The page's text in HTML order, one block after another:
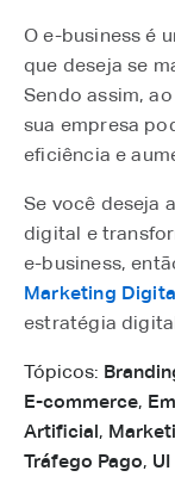
O e-business é
que deseja se
Sendo assim,
sua empresa
eficiência e
Se você deseja
digital e
e-business,
Marketing
estratégia
Tópicos:
E-commerce,
Artificial,
Tráfego Pago,